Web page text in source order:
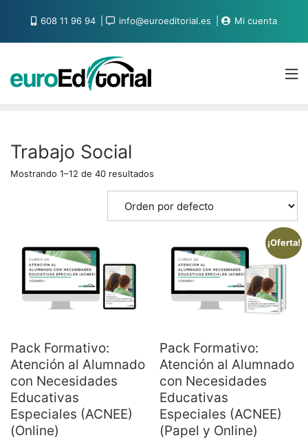
608 11 96 94 info@euroeditorial.es Mi cuenta
Trabajo Social
Mostrando 1–12 de 40 resultados
Pack Formativo:
Atención al Alumnado
con Necesidades
Educativas
Especiales (ACNEE)
(Online)
¡Oferta!
Pack Formativo:
Atención al Alumnado
con Necesidades
Educativas
Especiales (ACNEE)
(Papel y Online)